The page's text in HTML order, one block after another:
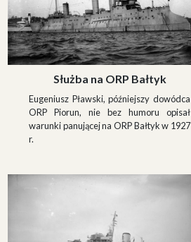
Służba na ORP Bałtyk
Eugeniusz Pławski, późniejszy dowódca
ORP Piorun, nie bez humoru opisał
warunki panującej na ORP Bałtyk w 1927
r.